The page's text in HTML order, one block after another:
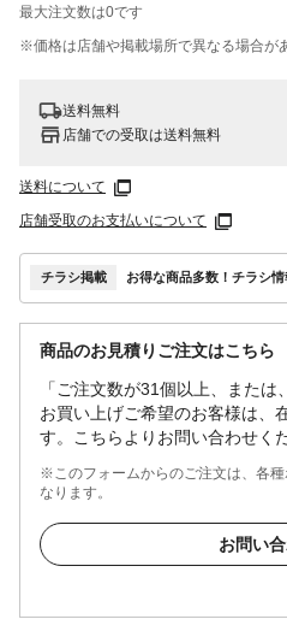
最大注文数は0です
※価格は​店舗や​掲載場所で​異なる​場合が​
送料無料
店舗での受取は送料無料
送料について
店舗受取のお支払いについて
チラシ掲載 お得な商品多数！チラシ
商品のお見積りご注文はこちら
「ご注文数が31個以上、また
お買い上げご希望のお客様は、
す。こちらよりお問い合わせく
※このフォームからのご注文は、各
なります。
お問い